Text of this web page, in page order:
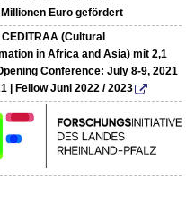
Euro gefördert
(Cultural
in Africa and Asia) mit 2,1
Conference: July 8-9, 2021
| Fellow Juni 2022 / 2023